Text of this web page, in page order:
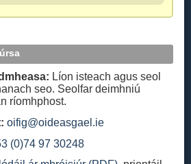
Líon isteach agus seol
seo. Seolfar deimhniú
ríomhphost.
oifig@oideasgael.ie
(0)74 97 30248